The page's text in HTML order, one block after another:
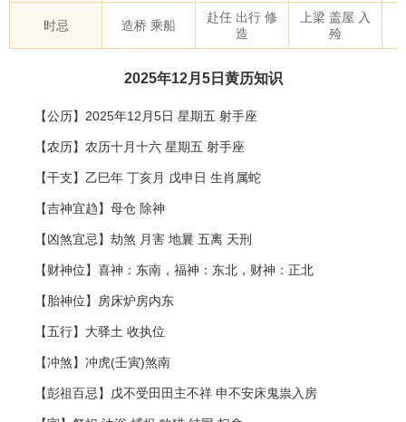
时忌 造桥 乘船
赴任 出行 修
造
上梁 盖屋 入
殓
2025年12月5日黄历知识
【公历】2025年12月5日 星期五 射手座
【农历】农历十月十六 星期五 射手座
【干支】乙巳年 丁亥月 戊申日 生肖属蛇
【吉神宜趋】母仓 除神
【凶煞宜忌】劫煞 月害 地曩 五离 天刑
【财神位】喜神：东南，福神：东北，财神：正北
【胎神位】房床炉房内东
【五行】大驿土 收执位
【冲煞】冲虎(壬寅)煞南
【彭祖百忌】戊不受田田主不祥 申不安床鬼祟入房